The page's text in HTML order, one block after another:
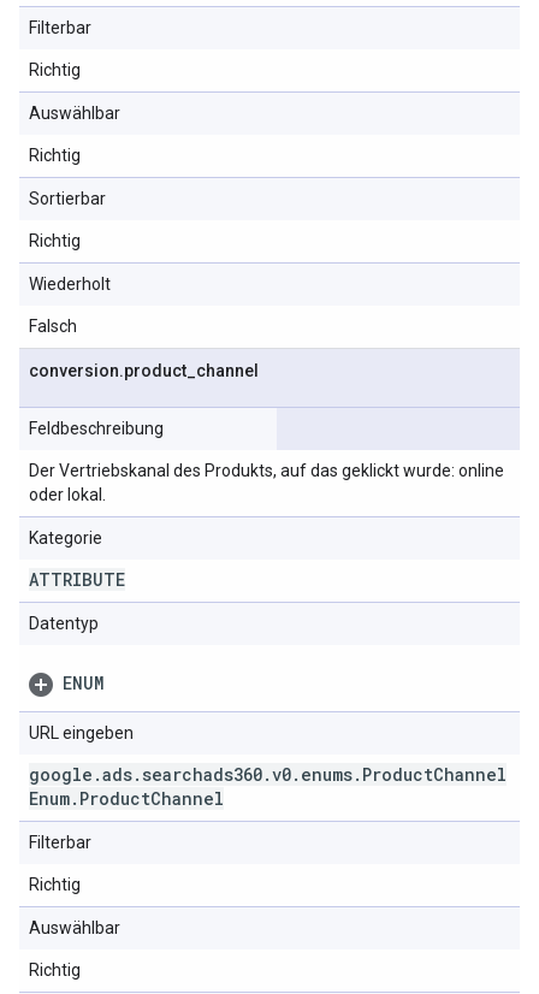
Filterbar
Richtig
Auswählbar
Richtig
Sortierbar
Richtig
Wiederholt
Falsch
conversion.product channel
Feldbeschreibung
Der Vertriebskanal des Produkts, auf das geklickt wurde: online
oder lokal.
Kategorie
ATTRIBUTE
Datentyp
ENUM
URL eingeben
google .ads. searchads360.v0. enums. ProductChannel
Enum. ProductChannel
Filterbar
Richtig
Auswählbar
Richtig